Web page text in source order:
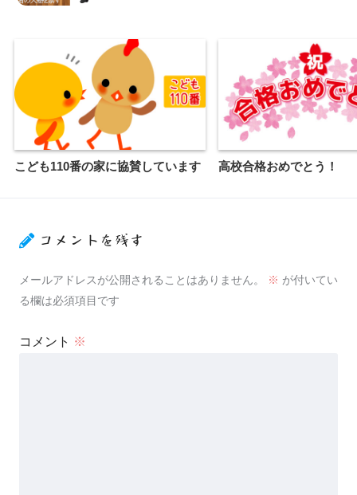
こども110番の家に協賛しています 高校合格おめでとう！
コメントを残す
メールアドレスが公開されることはありません。 ※ が付いてい
る欄は必須項目です
コメント ※